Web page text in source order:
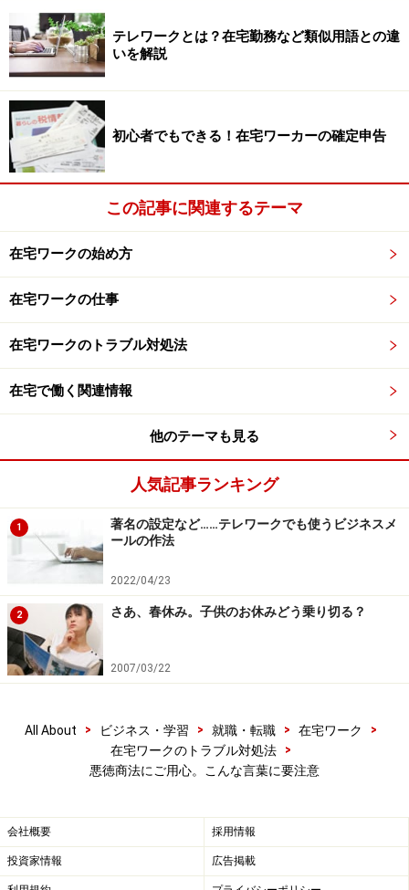
テレワークとは？在宅勤務など類似用語との違
いを解説
初心者でもできる！在宅ワーカーの確定申告
この記事に関連するテーマ
在宅ワークの始め方
在宅ワークの仕事
在宅ワークのトラブル対処法
在宅で働く関連情報
他のテーマも見る
人気記事ランキング
1
著名の設定など……テレワークでも使うビジネスメ
ールの作法
2022/04/23
2 さあ、春休み。子供のお休みどう乗り切る？
2007/03/22
All About > ビジネス・学習 > 就職・転職 > 在宅ワーク
>
在宅ワークのトラブル対処法
>
悪徳商法にご用心。こんな言葉に要注意
会社概要 採用情報
投資家情報 広告掲載